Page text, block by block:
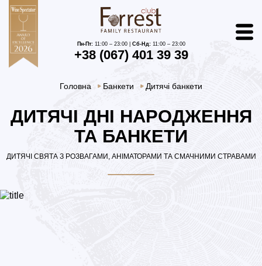
+38 (067) 401 39 39
Пн-Пт:11:00 – 23:00 | Сб-Нд:11:00 – 23:00
Головна Банкети Дитячі банкети
ДИТЯЧІ ДНІ НАРОДЖЕННЯ
ТА БАНКЕТИ
ДИТЯЧІ СВЯТА З РОЗВАГАМИ, АНІМАТОРАМИ ТА СМАЧНИМИ СТРАВАМИ